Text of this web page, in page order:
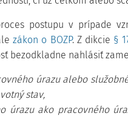
postupu v prípade
zákon o BOZP. Z dikcie §
bezodkladne nahlásiť
úrazu alebo
stav,
úrazu ako pracovného